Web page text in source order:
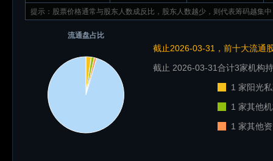
提示：股票价格通常与股东人数成反比，股东人数越少，则代表筹码越集
流通盘占比
截止2026-03-31，前十大流通
截止 2026-03-31合计3家机构
1 家阳光
1 家其他
1 家其他